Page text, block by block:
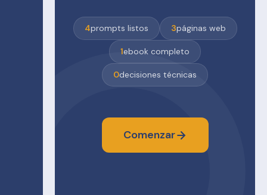
4prompts listos 3páginas web
1ebook completo
0decisiones técnicas
Comenzar